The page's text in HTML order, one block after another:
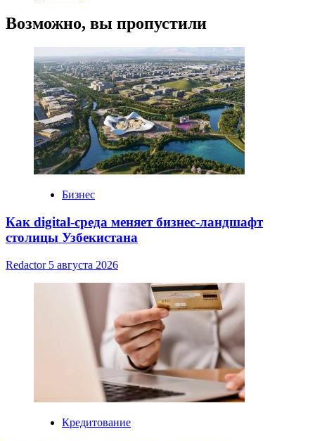
Возможно, вы пропустили
Бизнес
Как digital-среда меняет бизнес-ландшафт
столицы Узбекистана
Redactor 5 августа 2026
Кредитование